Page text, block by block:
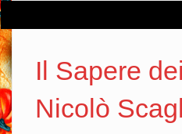
Il Sapere
Nicolò